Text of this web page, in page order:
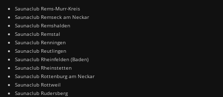
Saunaclub Rems-Murr-Kreis
Saunaclub Remseck am Neckar
Saunaclub Remshalden
Saunaclub Remstal
Saunaclub Renningen
Saunaclub Reutlingen
Saunaclub Rheinfelden (Baden)
Saunaclub Rheinstetten
Saunaclub Rottenburg am Neckar
Saunaclub Rottweil
Saunaclub Rudersberg